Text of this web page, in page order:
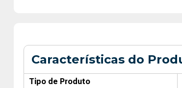
Características do
Tipo de Produto